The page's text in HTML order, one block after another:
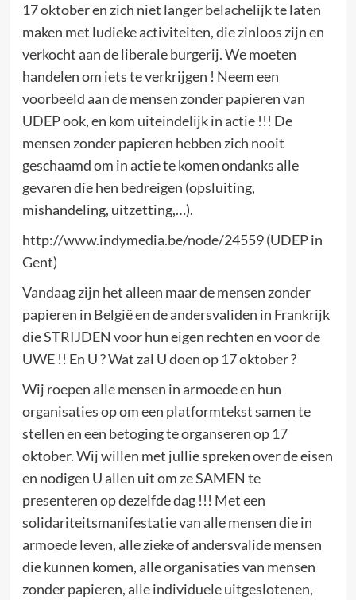
17 oktober en zich niet langer belachelijk te laten
maken met ludieke activiteiten, die zinloos zijn en
verkocht aan de liberale burgerij. We moeten
handelen om iets te verkrijgen ! Neem een
voorbeeld aan de mensen zonder papieren van
UDEP ook, en kom uiteindelijk in actie !!! De
mensen zonder papieren hebben zich nooit
geschaamd om in actie te komen ondanks alle
gevaren die hen bedreigen (opsluiting,
mishandeling, uitzetting,…).
http://www.indymedia.be/node/24559 (UDEP in
Gent)
Vandaag zijn het alleen maar de mensen zonder
papieren in België en de andersvaliden in Frankrijk
die STRIJDEN voor hun eigen rechten en voor de
UWE !! En U ? Wat zal U doen op 17 oktober ?
Wij roepen alle mensen in armoede en hun
organisaties op om een platformtekst samen te
stellen en een betoging te organseren op 17
oktober. Wij willen met jullie spreken over de eisen
en nodigen U allen uit om ze SAMEN te
presenteren op dezelfde dag !!! Met een
solidariteitsmanifestatie van alle mensen die in
armoede leven, alle zieke of andersvalide mensen
die kunnen komen, alle organisaties van mensen
zonder papieren, alle individuele uitgeslotenen,